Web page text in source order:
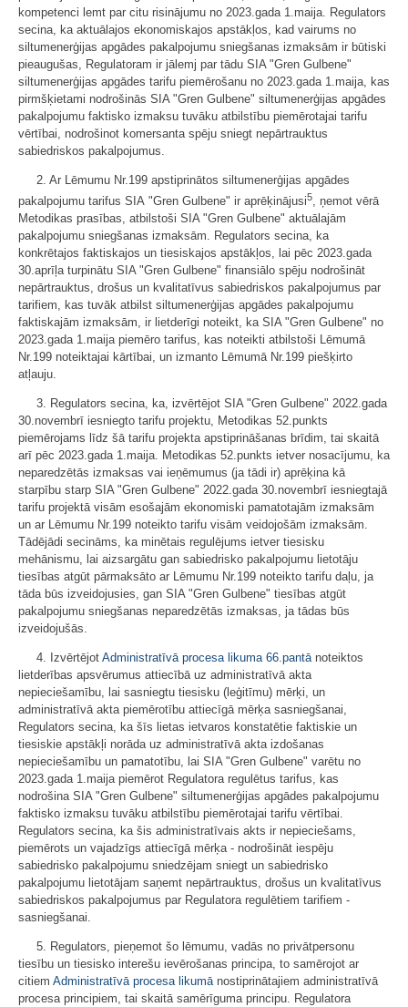
kompetenci lemt par citu risinājumu no 2023.gada 1.maija. Regulators
secina, ka aktuālajos ekonomiskajos apstākļos, kad vairums no
siltumenerģijas apgādes pakalpojumu sniegšanas izmaksām ir būtiski
pieaugušas, Regulatoram ir jālemj par tādu SIA "Gren Gulbene"
siltumenerģijas apgādes tarifu piemērošanu no 2023.gada 1.maija, kas
pirmšķietami nodrošinās SIA "Gren Gulbene" siltumenerģijas apgādes
pakalpojumu faktisko izmaksu tuvāku atbilstību piemērotajai tarifu
vērtībai, nodrošinot komersanta spēju sniegt nepārtrauktus
sabiedriskos pakalpojumus.
2. Ar Lēmumu Nr.199 apstiprinātos siltumenerģijas apgādes
pakalpojumu tarifus SIA "Gren Gulbene" ir aprēķinājusi5
, ņemot vērā
Metodikas prasības, atbilstoši SIA "Gren Gulbene" aktuālajām
pakalpojumu sniegšanas izmaksām. Regulators secina, ka
konkrētajos faktiskajos un tiesiskajos apstākļos, lai pēc 2023.gada
30.aprīļa turpinātu SIA "Gren Gulbene" finansiālo spēju nodrošināt
nepārtrauktus, drošus un kvalitatīvus sabiedriskos pakalpojumus par
tarifiem, kas tuvāk atbilst siltumenerģijas apgādes pakalpojumu
faktiskajām izmaksām, ir lietderīgi noteikt, ka SIA "Gren Gulbene" no
2023.gada 1.maija piemēro tarifus, kas noteikti atbilstoši Lēmumā
Nr.199 noteiktajai kārtībai, un izmanto Lēmumā Nr.199 piešķirto
atļauju.
3. Regulators secina, ka, izvērtējot SIA "Gren Gulbene" 2022.gada
30.novembrī iesniegto tarifu projektu, Metodikas 52.punkts
piemērojams līdz šā tarifu projekta apstiprināšanas brīdim, tai skaitā
arī pēc 2023.gada 1.maija. Metodikas 52.punkts ietver nosacījumu, ka
neparedzētās izmaksas vai ieņēmumus (ja tādi ir) aprēķina kā
starpību starp SIA "Gren Gulbene" 2022.gada 30.novembrī iesniegtajā
tarifu projektā visām esošajām ekonomiski pamatotajām izmaksām
un ar Lēmumu Nr.199 noteikto tarifu visām veidojošām izmaksām.
Tādējādi secināms, ka minētais regulējums ietver tiesisku
mehānismu, lai aizsargātu gan sabiedrisko pakalpojumu lietotāju
tiesības atgūt pārmaksāto ar Lēmumu Nr.199 noteikto tarifu daļu, ja
tāda būs izveidojusies, gan SIA "Gren Gulbene" tiesības atgūt
pakalpojumu sniegšanas neparedzētās izmaksas, ja tādas būs
izveidojušās.
4. Izvērtējot Administratīvā procesa likuma 66.pantā noteiktos
lietderības apsvērumus attiecībā uz administratīvā akta
nepieciešamību, lai sasniegtu tiesisku (leģitīmu) mērķi, un
administratīvā akta piemērotību attiecīgā mērķa sasniegšanai,
Regulators secina, ka šīs lietas ietvaros konstatētie faktiskie un
tiesiskie apstākļi norāda uz administratīvā akta izdošanas
nepieciešamību un pamatotību, lai SIA "Gren Gulbene" varētu no
2023.gada 1.maija piemērot Regulatora regulētus tarifus, kas
nodrošina SIA "Gren Gulbene" siltumenerģijas apgādes pakalpojumu
faktisko izmaksu tuvāku atbilstību piemērotajai tarifu vērtībai.
Regulators secina, ka šis administratīvais akts ir nepieciešams,
piemērots un vajadzīgs attiecīgā mērķa - nodrošināt iespēju
sabiedrisko pakalpojumu sniedzējam sniegt un sabiedrisko
pakalpojumu lietotājam saņemt nepārtrauktus, drošus un kvalitatīvus
sabiedriskos pakalpojumus par Regulatora regulētiem tarifiem -
sasniegšanai.
5. Regulators, pieņemot šo lēmumu, vadās no privātpersonu
tiesību un tiesisko interešu ievērošanas principa, to samērojot ar
citiem Administratīvā procesa likumā nostiprinātajiem administratīvā
procesa principiem, tai skaitā samērīguma principu. Regulatora